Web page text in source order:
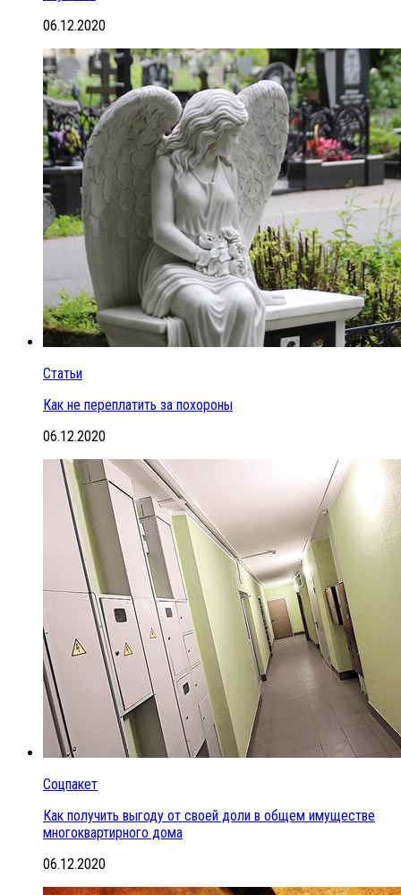
06.12.2020
Статьи
Как не переплатить за похороны
06.12.2020
Соцпакет
Как получить выгоду от своей доли в общем имуществе
многоквартирного дома
06.12.2020